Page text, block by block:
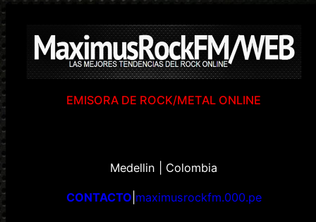
EMISORA DE ROCK/METAL ONLINE
Medellin | Colombia
CONTACTO maximusrockfm.000.pe